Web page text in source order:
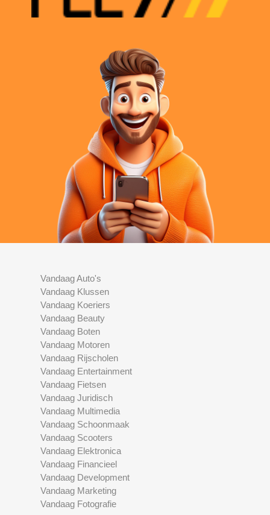
Vandaag Auto's
Vandaag Klussen
Vandaag Koeriers
Vandaag Beauty
Vandaag Boten
Vandaag Motoren
Vandaag Rijscholen
Vandaag Entertainment
Vandaag Fietsen
Vandaag Juridisch
Vandaag Multimedia
Vandaag Schoonmaak
Vandaag Scooters
Vandaag Elektronica
Vandaag Financieel
Vandaag Development
Vandaag Marketing
Vandaag Fotografie